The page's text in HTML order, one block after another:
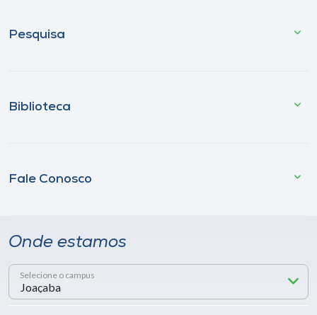
Pesquisa
Biblioteca
Fale Conosco
Onde estamos
Selecione o campus